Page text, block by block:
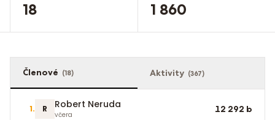
18 1 860
Členové (18) Aktivity (367)
1. R Robert Neruda
včera
12 292 b